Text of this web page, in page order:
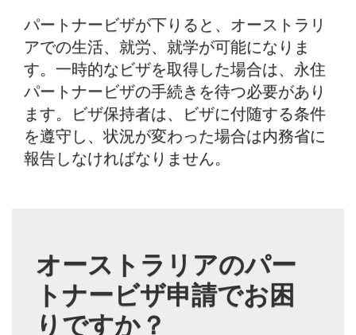
パートナービザが下りると、オーストラリ
アでの生活、就労、就学が可能になりま
す。一時的なビザを取得した場合は、永住
パートナービザの手続きを待つ必要があり
ます。ビザ保持者は、ビザに付随する条件
を遵守し、状況が変わった場合は内務省に
報告しなければなりません。
オーストラリアのパー
トナービザ申請でお困
りですか？